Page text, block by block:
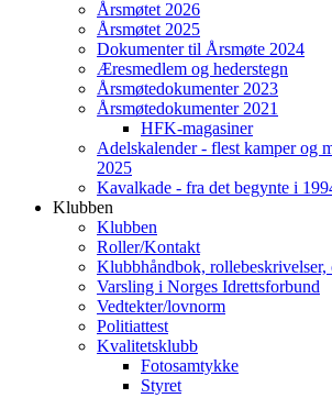
Årsmøtet 2026
Årsmøtet 2025
Dokumenter til Årsmøte 2024
Æresmedlem og hederstegn
Årsmøtedokumenter 2023
Årsmøtedokumenter 2021
HFK-magasiner
Adelskalender - flest kamper og
2025
Kavalkade - fra det begynte i
Klubben
Klubben
Roller/Kontakt
Klubbhåndbok, rollebeskrivelser,
Varsling i Norges Idrettsforbund
Vedtekter/lovnorm
Politiattest
Kvalitetsklubb
Fotosamtykke
Styret